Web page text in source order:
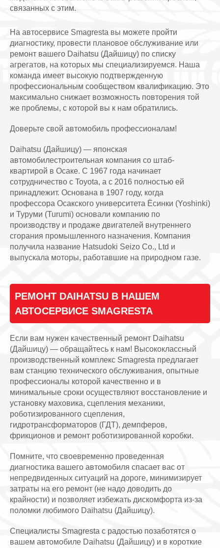
связанных с этим.
На автосервисе Smagresta вы можете пройти
диагностику, провести плановое обслуживание или
ремонт вашего Daihatsu (Дайшицу) по списку
агрегатов, на которых мы специализируемся. Наша
команда имеет высокую подтвержденную
профессиональным сообществом квалификацию. Это
максимально снижает возможность повторения той
же проблемы, с которой вы к нам обратились.
Доверьте свой автомобиль профессионалам!
Daihatsu (Дайшицу) — японская
автомобилестроительная компания со штаб-
квартирой в Осаке. С 1967 года начинает
сотрудничество с Toyota, а с 2016 полностью ей
принадлежит. Основана в 1907 году, когда
профессора Осакского университета Ёсинки (Yoshinki)
и Туруми (Turumi) основали компанию по
производству и продаже двигателей внутреннего
сгорания промышленного назначения. Компания
получила название Hatsudoki Seizo Co., Ltd и
выпускала моторы, работавшие на природном газе.
РЕМОНТ DAIHATSU В НАШЕМ
АВТОСЕРВИСЕ SMAGRESTA
Если вам нужен качественный ремонт Daihatsu
(Дайшицу) — обращайтесь к нам! Высококлассный
производственный комплекс Smagresta предлагает
вам станцию технического обслуживания, опытные
профессионалы которой качественно и в
минимальные сроки осуществляют восстановление и
установку маховика, сцепления механики,
роботизированного сцепления,
гидротрансформаторов (ГДТ), демпферов,
фрикционов и ремонт роботизированной коробки.
Помните, что своевременно проведенная
диагностика вашего автомобиля спасает вас от
непредвиденных ситуаций на дороге, минимизирует
затраты на его ремонт (не надо доводить до
крайности) и позволяет избежать дискомфорта из-за
поломки любимого Daihatsu (Дайшицу).
Специалисты Smagresta с радостью позаботятся о
вашем автомобиле Daihatsu (Дайшицу) и в короткие